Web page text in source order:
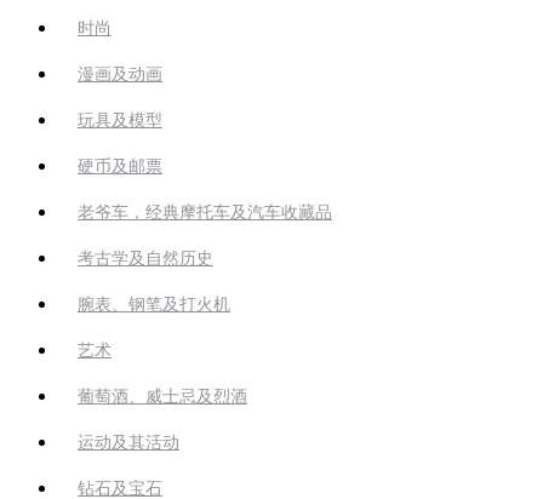
时尚
漫画及动画
玩具及模型
硬币及邮票
老爷车，经典摩托车及汽车收藏品
考古学及自然历史
腕表、钢笔及打火机
艺术
葡萄酒、威士忌及烈酒
运动及其活动
钻石及宝石